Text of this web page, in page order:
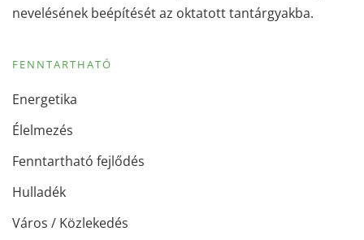
nevelésének beépítését az oktatott tantárgyakba.
FENNTARTHATÓ
Energetika
Élelmezés
Fenntartható fejlődés
Hulladék
Város / Közlekedés